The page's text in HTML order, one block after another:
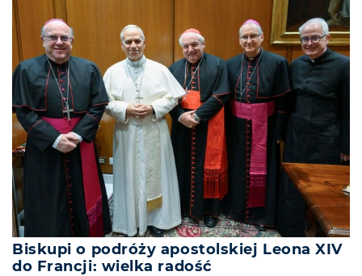
Biskupi o podróży apostolskiej Leona XIV
do Francji: wielka radość